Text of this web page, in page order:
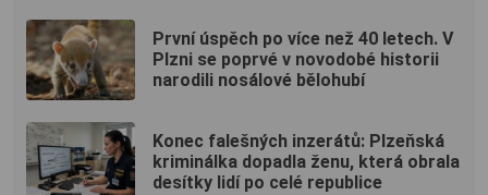
První úspěch po více než 40 letech. V
Plzni se poprvé v novodobé historii
narodili nosálové bělohubí
Konec falešných inzerátů: Plzeňská
kriminálka dopadla ženu, která obrala
desítky lidí po celé republice